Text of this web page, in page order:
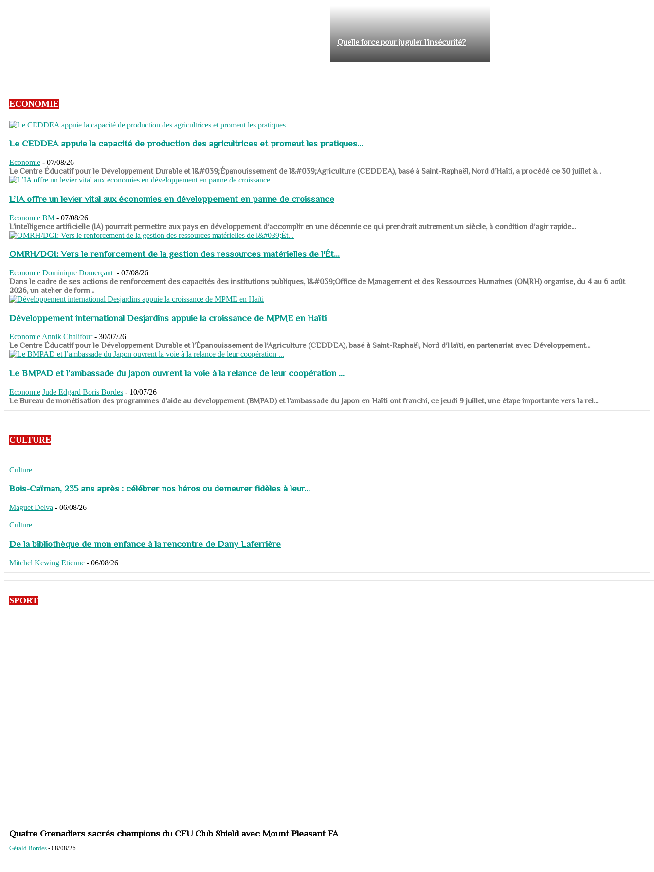
Quelle force pour juguler l'insécurité?
ECONOMIE
Le CEDDEA appuie la capacité de production des agricultrices et promeut les pratiques...
Economie - 07/08/26
​​​​​​​Le Centre Éducatif pour le Développement Durable et l&#039;Épanouissement de l&#039;Agriculture (CEDDEA), basé à Saint-Raphaël, Nord d’Haïti, a procédé ce 30 juillet à...
L’IA offre un levier vital aux économies en développement en panne de croissance
Economie BM - 07/08/26
​​​​​​​L’intelligence artificielle (IA) pourrait permettre aux pays en développement d’accomplir en une décennie ce qui prendrait autrement un siècle, à condition d’agir rapide...
OMRH/DGI: Vers le renforcement de la gestion des ressources matérielles de l'Ét...
Economie Dominique Domerçant - 07/08/26
Dans le cadre de ses actions de renforcement des capacités des institutions publiques, l&#039;Office de Management et des Ressources Humaines (OMRH) organise, du 4 au 6 août
2026, un atelier de form...
Développement international Desjardins appuie la croissance de MPME en Haïti
Economie Annik Chalifour - 30/07/26
​​​​​​​Le Centre Éducatif pour le Développement Durable et l’Épanouissement de l’Agriculture (CEDDEA), basé à Saint-Raphaël, Nord d’Haïti, en partenariat avec Développement...
Le BMPAD et l’ambassade du Japon ouvrent la voie à la relance de leur coopération ...
Economie Jude Edgard Boris Bordes - 10/07/26
​​​​​​​Le Bureau de monétisation des programmes d’aide au développement (BMPAD) et l’ambassade du Japon en Haïti ont franchi, ce jeudi 9 juillet, une étape importante vers la rel...
CULTURE
Culture
Bois-Caïman, 235 ans après : célébrer nos héros ou demeurer fidèles à leur...
Maguet Delva - 06/08/26
Culture
De la bibliothèque de mon enfance à la rencontre de Dany Laferrière
Mitchel Kewing Etienne - 06/08/26
SPORT
Quatre Grenadiers sacrés champions du CFU Club Shield avec Mount Pleasant FA
Gérald Bordes - 08/08/26